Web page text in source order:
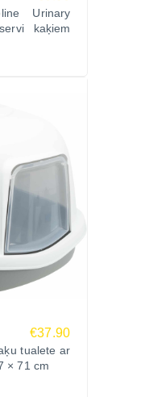
arī profilaktiskai
abām dzīvnieku
veselību ar
kapsulās
atbalsta līdzekli
kur pieejamas
ātra piegāde visā
Urinary
kaķiem
€37.90
tualete ar
× 71 cm